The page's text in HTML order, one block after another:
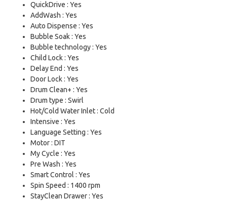
QuickDrive : Yes
AddWash : Yes
Auto Dispense : Yes
Bubble Soak : Yes
Bubble technology : Yes
Child Lock : Yes
Delay End : Yes
Door Lock : Yes
Drum Clean+ : Yes
Drum type : Swirl
Hot/Cold Water Inlet : Cold
Intensive : Yes
Language Setting : Yes
Motor : DIT
My Cycle : Yes
Pre Wash : Yes
Smart Control : Yes
Spin Speed : 1400 rpm
StayClean Drawer : Yes